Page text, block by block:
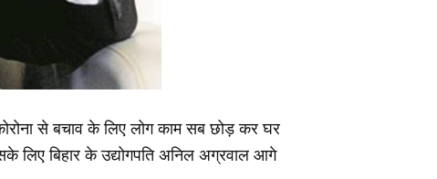
से बचाव के लिए लोग काम सब छोड़ कर घर
लिए बिहार के उद्योगपति अनिल अग्रवाल आगे